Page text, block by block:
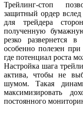
Трейлинг-стоп
защитный ордер
для трейдера
полученную
резко развернется
особенно полезен
где потенциал роста
Настройка шага
актива, чтобы не
шумом. Такая
максимизировать
постоянного